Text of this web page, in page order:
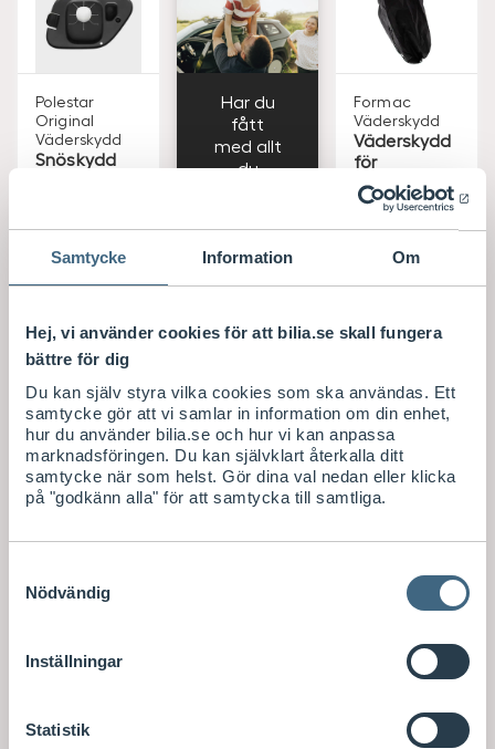
Samtycke Information Om
Hej, vi använder cookies för att bilia.se skall fungera
bättre för dig
Du kan själv styra vilka cookies som ska användas. Ett
samtycke gör att vi samlar in information om din enhet,
hur du använder bilia.se och hur vi kan anpassa
marknadsföringen. Du kan självklart återkalla ditt
samtycke när som helst. Gör dina val nedan eller klicka
på "godkänn alla" för att samtycka till samtliga.
Nödvändig
Inställningar
Statistik
Polestar
Original
Väderskydd
Snöskydd
Polestar 2
Leverans 1-
arbetsdag
butik
300 S
E
K
/ st
Köp
Har du
fått
med allt
du
att när du
får du fri
Formac
Väderskydd
Väderskydd
för
Laddkabel
till elbil
Leverans 2-
arbetsdag
butik
249S
E
Köp
Adapter
Sladdhållare
Sladdhållare